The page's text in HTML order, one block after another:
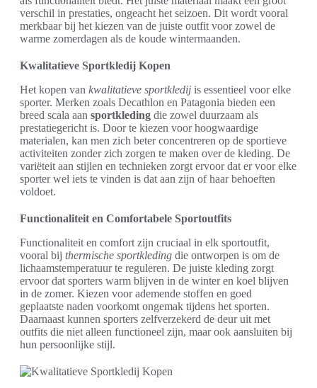
verschil in prestaties, ongeacht het seizoen. Dit wordt vooral
merkbaar bij het kiezen van de juiste outfit voor zowel de
warme zomerdagen als de koude wintermaanden.
Kwalitatieve Sportkledij Kopen
Het kopen van kwalitatieve sportkledij is essentieel voor elke
sporter. Merken zoals Decathlon en Patagonia bieden een
breed scala aan sportkleding die zowel duurzaam als
prestatiegericht is. Door te kiezen voor hoogwaardige
materialen, kan men zich beter concentreren op de sportieve
activiteiten zonder zich zorgen te maken over de kleding. De
variëteit aan stijlen en technieken zorgt ervoor dat er voor elke
sporter wel iets te vinden is dat aan zijn of haar behoeften
voldoet.
Functionaliteit en Comfortabele Sportoutfits
Functionaliteit en comfort zijn cruciaal in elk sportoutfit,
vooral bij thermische sportkleding die ontworpen is om de
lichaamstemperatuur te reguleren. De juiste kleding zorgt
ervoor dat sporters warm blijven in de winter en koel blijven
in de zomer. Kiezen voor ademende stoffen en goed
geplaatste naden voorkomt ongemak tijdens het sporten.
Daarnaast kunnen sporters zelfverzekerd de deur uit met
outfits die niet alleen functioneel zijn, maar ook aansluiten bij
hun persoonlijke stijl.